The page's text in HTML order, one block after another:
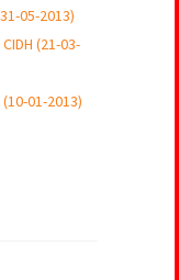
05-2013)
(21-03-
01-2013)